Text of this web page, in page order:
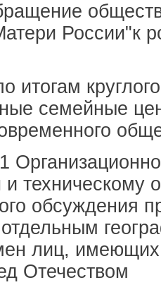
России"к
итогам
семейные
и техническому
обсуждения
лиц,
Отечеством